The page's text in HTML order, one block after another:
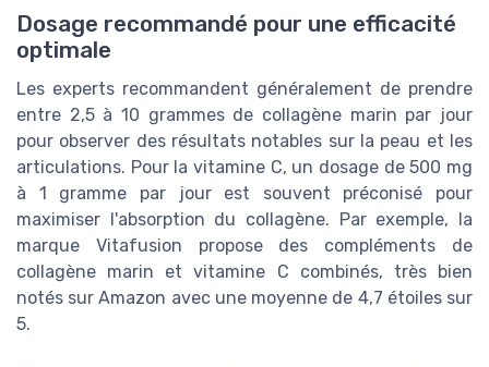
Dosage recommandé pour une efficacité
optimale
Les experts recommandent généralement de prendre
entre 2,5 à 10 grammes de collagène marin par jour
pour observer des résultats notables sur la peau et les
articulations. Pour la vitamine C, un dosage de 500 mg
à 1 gramme par jour est souvent préconisé pour
maximiser l'absorption du collagène. Par exemple, la
marque Vitafusion propose des compléments de
collagène marin et vitamine C combinés, très bien
notés sur Amazon avec une moyenne de 4,7 étoiles sur
5.